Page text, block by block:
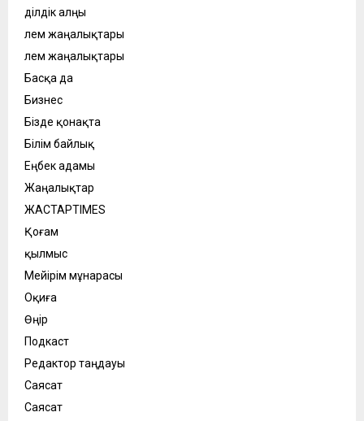
Әділдік алңы
Әлем жаңалықтары
Әлем жаңалықтары
Басқа да
Бизнес
Бізде қонақта
Білім байлық
Еңбек адамы
Жаңалықтар
ЖАСТАРTIMES
Қоғам
қылмыс
Мейірім мұнарасы
Оқиға
Өңір
Подкаст
Редактор таңдауы
Саясат
Саясат